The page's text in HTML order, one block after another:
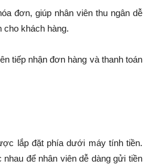
đơn, giúp nhân viên thu ngân dễ
cho khách hàng.
tiếp nhận đơn hàng và thanh toán
lắp đặt phía dưới máy tính tiền.
để nhân viên dễ dàng gửi tiền